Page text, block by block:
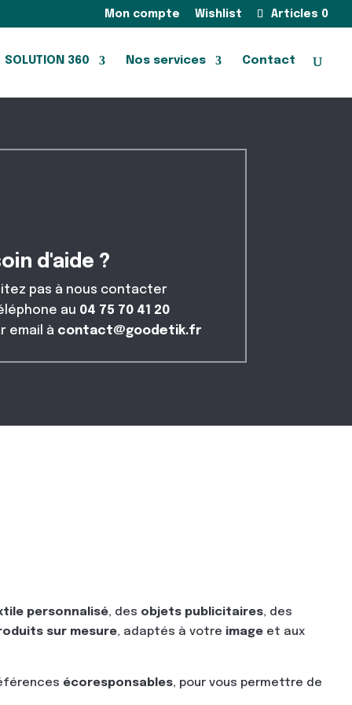
Mon compte Wishlist Articles 0
SOLUTION 360 Nos services Contact
d'aide ?
pas à nous contacter
au 04 75 70 41 20
email à contact@goodetik.fr
personnalisé, des objets publicitaires, des
sur mesure, adaptés à votre image et aux
écoresponsables, pour vous permettre de